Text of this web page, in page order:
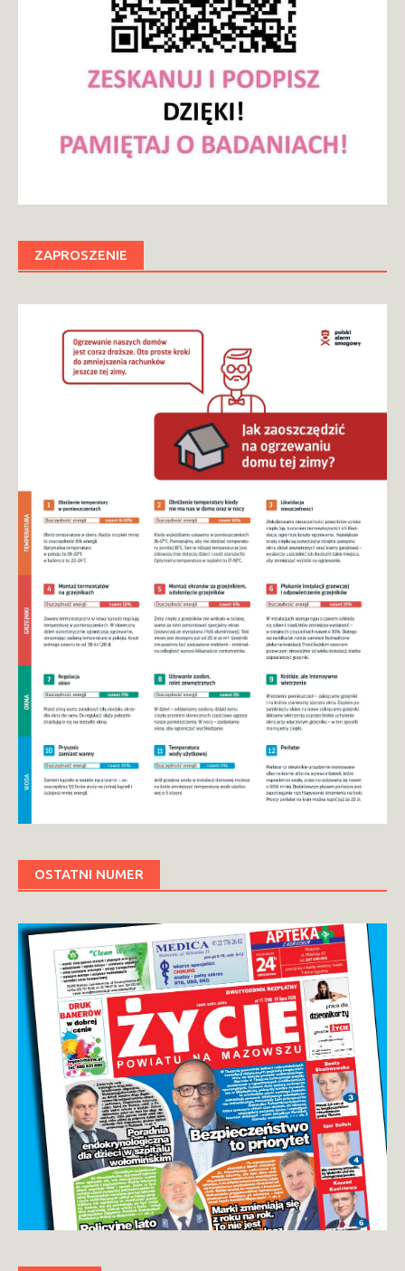
ZAPROSZENIE
OSTATNI NUMER